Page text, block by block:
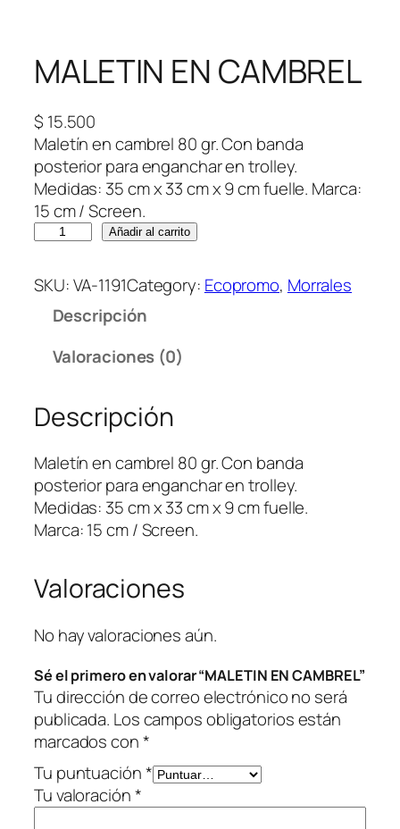
MALETIN EN CAMBREL
$ 15.500
Maletín en cambrel 80 gr. Con banda
posterior para enganchar en trolley.
Medidas: 35 cm x 33 cm x 9 cm fuelle. Marca:
15 cm / Screen.
L
E
N
C
A
M
B
R
c
n
i
d
a
d
Añadir al carrito
SKU:VA-1191Category: Ecopromo, Morrales
Descripción
Valoraciones (0)
Descripción
Maletín en cambrel 80 gr. Con banda
posterior para enganchar en trolley.
Medidas: 35 cm x 33 cm x 9 cm fuelle.
Marca: 15 cm / Screen.
Valoraciones
No hay valoraciones aún.
Sé el primero en valorar “MALETIN EN CAMBREL”
Tu dirección de correo electrónico no será
publicada. Los campos obligatorios están
marcados con*
Tu puntuación*
Tu valoración*